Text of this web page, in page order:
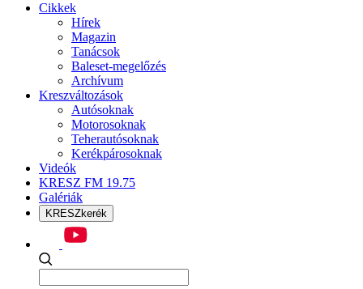
Cikkek
Hírek
Magazin
Tanácsok
Baleset-megelőzés
Archívum
Kreszváltozások
Autósoknak
Motorosoknak
Teherautósoknak
Kerékpárosoknak
Videók
KRESZ FM 19.75
Galériák
KRESZkerék